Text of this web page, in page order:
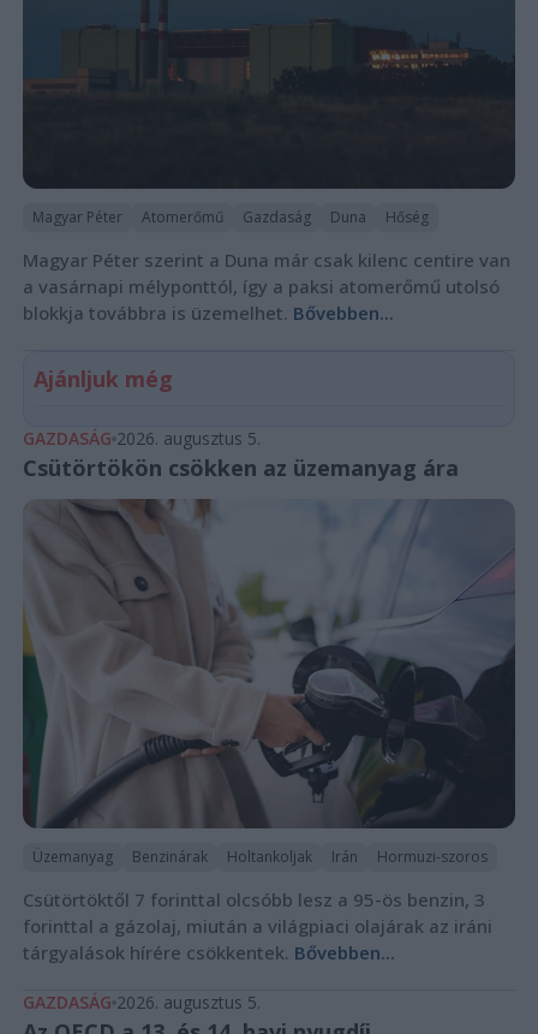
Magyar Péter Atomerőmű Gazdaság Duna Hőség
Magyar Péter szerint a Duna már csak kilenc centire van
a vasárnapi mélyponttól, így a paksi atomerőmű utolsó
blokkja továbbra is üzemelhet. Bővebben...
Ajánljuk még
GAZDASÁG 2026. augusztus 5.
Csütörtökön csökken az üzemanyag ára
Üzemanyag Benzinárak Holtankoljak Irán Hormuzi-szoros
Csütörtöktől 7 forinttal olcsóbb lesz a 95-ös benzin, 3
forinttal a gázolaj, miután a világpiaci olajárak az iráni
tárgyalások hírére csökkentek. Bővebben...
GAZDASÁG 2026. augusztus 5.